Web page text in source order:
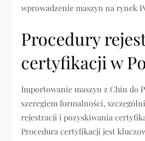
wprowadzenie maszyn na rynek
Procedury
certyfikacji w
Importowanie maszyn z Chin do
szeregiem formalności,
rejestracji i pozyskiwania
Procedura certyfikacji jest